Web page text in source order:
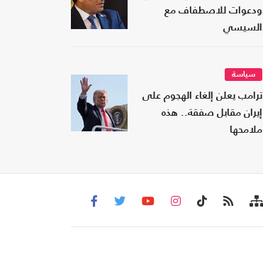
ودعوات للاصطفاف مع
السيسي
سياسة
ترامب يعلن إلغاء الهجوم على
إيران مقابل صفقة.. هذه
ملامحها